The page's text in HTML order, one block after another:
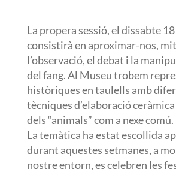
La propera sessió, el dissabte 18
consistirà en aproximar-nos,
l’observació, el debat i la
del fang. Al Museu trobem
històriques en taulells amb
tècniques d’elaboració
dels “animals” com a nexe comú.
La temàtica ha estat escollida
durant aquestes setmanes, a
nostre entorn, es celebren les